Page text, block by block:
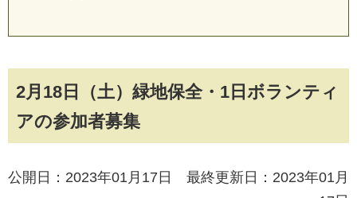
2月18日（土）緑地保全・1日ボランティ
アの参加者募集
公開日：2023年01月17日 最終更新日：2023年01月